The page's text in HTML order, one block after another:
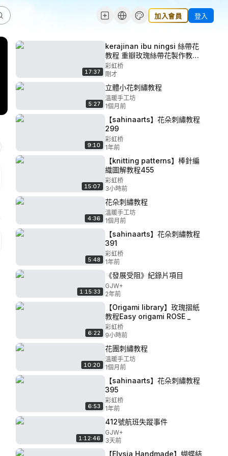
加入會員 登入
17:37
kerajinan ibu ningsi 絲帶花
教程 重瓣玫瑰絲帶花製作教程
tutorial membuat bunga
dari bahan pita satin-
彩虹桥
剛才
5:27
立體小花刺繡教程
溫暖手工坊
1個月前
9:10
【sahinaarts】花朵刺繡教程
299
彩虹桥
1年前
15:07
【knitting patterns】棒針編
織圖解教程455
彩虹桥
3小時前
4:36
花朵刺繡教程
溫暖手工坊
1個月前
5:48
【sahinaarts】花朵刺繡教程
391
彩虹桥
1年前
1:15:33
《發展受阻》紀錄片項目
GJW+
2年前
6:22
【Origami library】玫瑰摺紙
教程Easy origami ROSE _
彩虹桥
9小時前
10:20
花團刺繡教程
溫暖手工坊
1個月前
6:53
【sahinaarts】花朵刺繡教程
395
彩虹桥
1年前
1:12:46
412號航班失蹤事件
GJW+
3天前
【Elysia Handmade】蝴蝶結